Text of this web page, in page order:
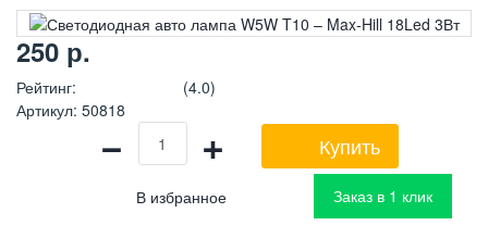
250 р.
Рейтинг:
(4.0)
Артикул: 50818
− + Купить
Заказ в 1 клик